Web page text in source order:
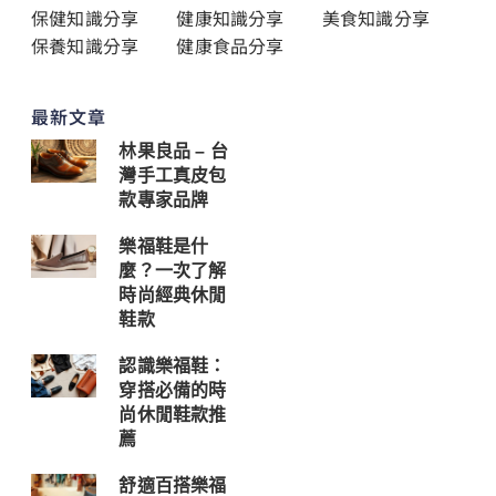
保健知識分享 健康知識分享
美食知識分享
保養知識分享
健康食品分享
最新文章
林果良品 – 台
灣手工真皮包
款專家品牌
樂福鞋是什
麼？一次了解
時尚經典休閒
鞋款
認識樂福鞋：
穿搭必備的時
尚休閒鞋款推
薦
舒適百搭樂福